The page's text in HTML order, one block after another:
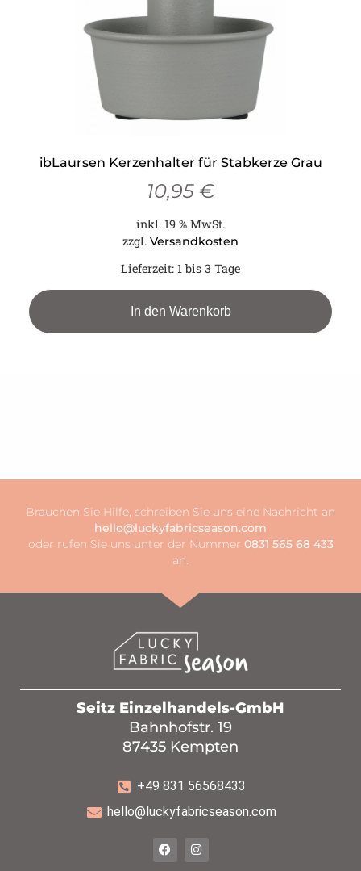
ibLaursen Kerzenhalter für Stabkerze Grau
10,95 €
inkl. 19 % MwSt.
zzgl. Versandkosten
Lieferzeit: 1 bis 3 Tage
In den Warenkorb
Brauchen Sie Hilfe, schreiben Sie uns eine Nachricht an
hello@luckyfabricseason.com
oder rufen Sie uns unter der Nummer 0831 565 68 433
an.
Seitz Einzelhandels-GmbH
Bahnhofstr. 19
87435 Kempten
+49 831 56568433
hello@luckyfabricseason.com